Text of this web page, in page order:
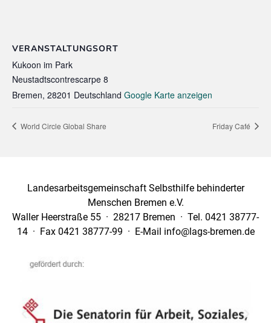
VERANSTALTUNGSORT
Kukoon im Park
Neustadtscontrescarpe 8
Bremen, 28201 Deutschland Google Karte anzeigen
World Circle Global Share Friday Café
Landesarbeitsgemeinschaft Selbsthilfe behinderter
Menschen Bremen e.V.
Waller Heerstraße 55 · 28217 Bremen · Tel. 0421 38777-
14 · Fax 0421 38777-99 · E-Mail info@lags-bremen.de